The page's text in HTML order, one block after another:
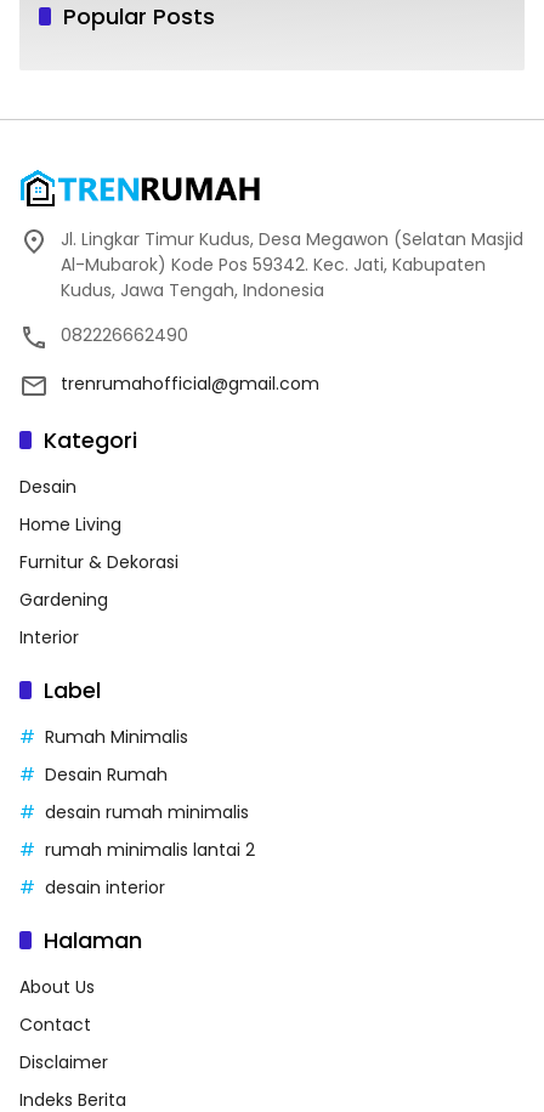
Popular Posts
Jl. Lingkar Timur Kudus, Desa Megawon (Selatan Masjid
Al-Mubarok) Kode Pos 59342. Kec. Jati, Kabupaten
Kudus, Jawa Tengah, Indonesia
082226662490
trenrumahofficial@gmail.com
Kategori
Desain
Home Living
Furnitur & Dekorasi
Gardening
Interior
Label
Rumah Minimalis
Desain Rumah
desain rumah minimalis
rumah minimalis lantai 2
desain interior
Halaman
About Us
Contact
Disclaimer
Indeks Berita